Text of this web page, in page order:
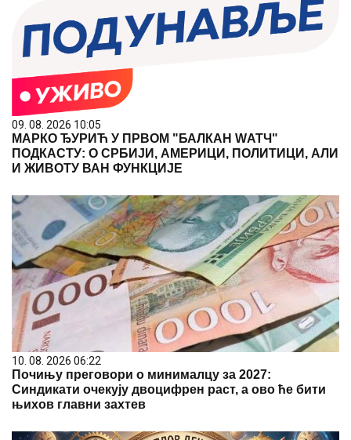
09. 08. 2026 10:05
МАРКО ЂУРИЋ У ПРВОМ "БАЛКАН WАТЧ"
ПОДКАСТУ: О СРБИЈИ, АМЕРИЦИ, ПОЛИТИЦИ, АЛИ
И ЖИВОТУ ВАН ФУНКЦИЈЕ
10. 08. 2026 06:22
Почињу преговори о минималцу за 2027:
Синдикати очекују двоцифрен раст, а ово ће бити
њихов главни захтев